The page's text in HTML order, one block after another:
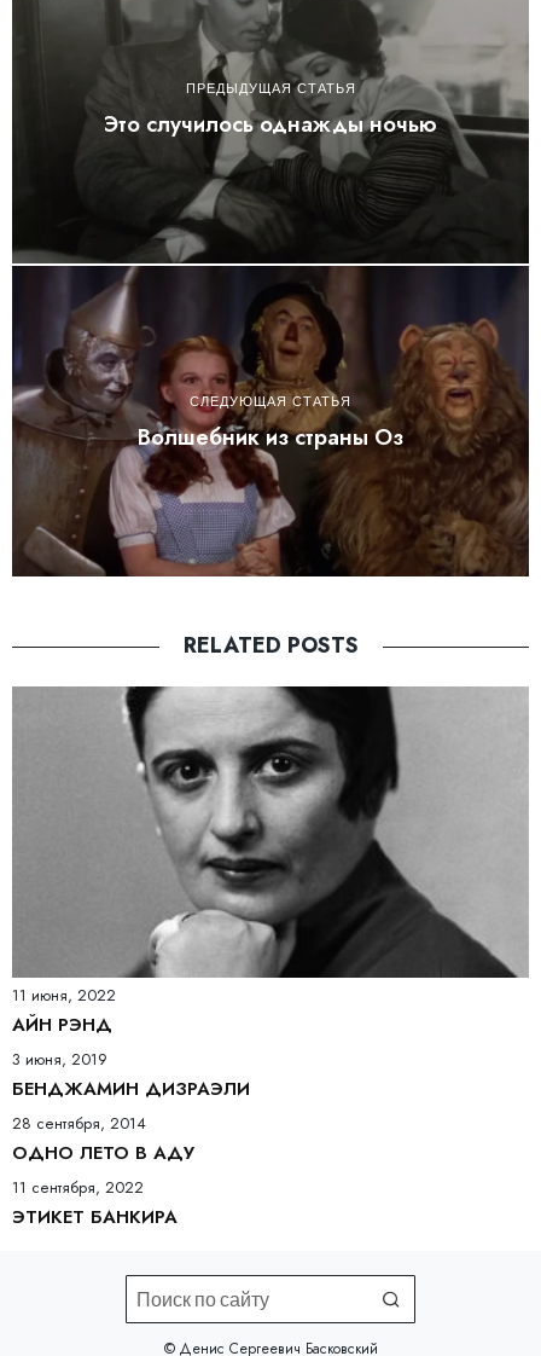
ПРЕДЫДУЩАЯ СТАТЬЯ
Это случилось однажды ночью
СЛЕДУЮЩАЯ СТАТЬЯ
Волшебник из страны Оз
RELATED POSTS
11 июня, 2022
АЙН РЭНД
3 июня, 2019
БЕНДЖАМИН ДИЗРАЭЛИ
28 сентября, 2014
ОДНО ЛЕТО В АДУ
11 сентября, 2022
ЭТИКЕТ БАНКИРА
©️ Денис Сергеевич Басковский